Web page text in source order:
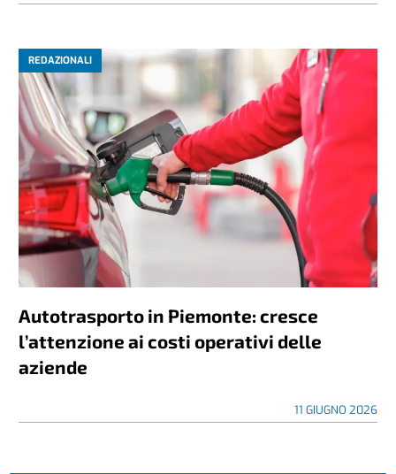
REDAZIONALI
Autotrasporto in Piemonte: cresce
l’attenzione ai costi operativi delle
aziende
11 GIUGNO 2026